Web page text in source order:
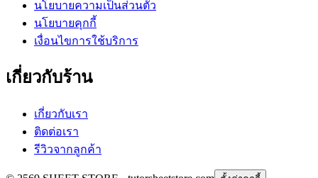
นโยบายความเป็นส่วนตัว
นโยบายคุกกี้
เงื่อนไขการใช้บริการ
เกี่ยวกับร้าน
เกี่ยวกับเรา
ติดต่อเรา
รีวิวจากลูกค้า